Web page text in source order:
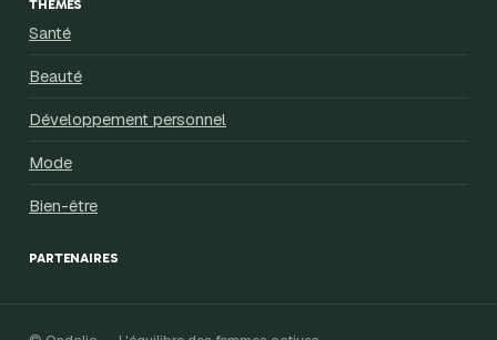
THÈMES
Santé
Beauté
Développement personnel
Mode
Bien-être
PARTENAIRES